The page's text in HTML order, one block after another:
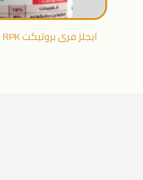
ايجلز فرى بروتيكت RPK